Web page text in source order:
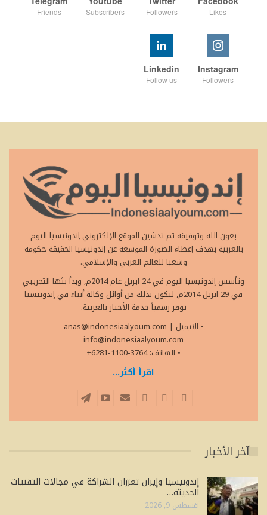
Likes
Followers
Subscribers
Friends
Instagram
Followers
Linkedin
Follow us
بعون الله وتوفيقه تم تدشين الموقع الإلكتروني إندونيسيا اليوم
بالعربية بهدف إعطاء الصورة الموسعة عن إندونيسيا الحقيقة حكومة
وشعبا للعالم العربي والإسلامي.
وتأسس إندونيسيا اليوم في 24 ابريل عام 2014م, وبدأ بثها التجريبي
في 29 ابريل 2014م, لتكون بذلك من أوائل وكالة أنباء في إندونيسيا
توفر رسمياً خدمة الأخبار بالعربية.
• الايميل
anas@indonesiaalyoum.com |
info@indonesiaalyoum.com
• الهاتف: 3764-1100-6281+
اقرأ أكثر...
آخر الأخبار
إندونيسيا وإيران تعززان الشراكة في مجالات التقنيات
الحديثة…
أغسطس 9, 2026